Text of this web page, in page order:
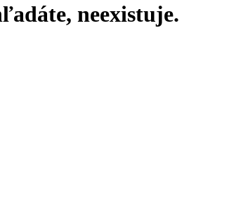
neexistuje.